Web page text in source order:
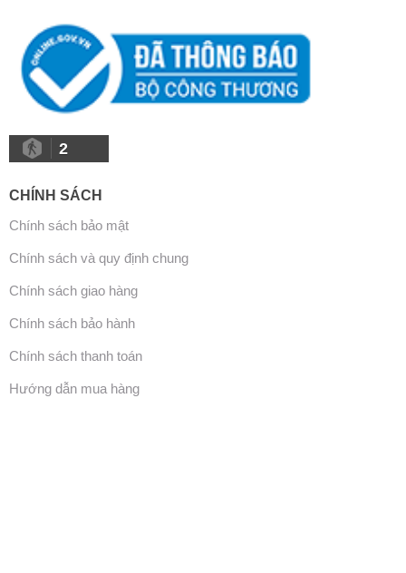
2
CHÍNH SÁCH
Chính sách bảo mật
Chính sách và quy định chung
Chính sách giao hàng
Chính sách bảo hành
Chính sách thanh toán
Hướng dẫn mua hàng